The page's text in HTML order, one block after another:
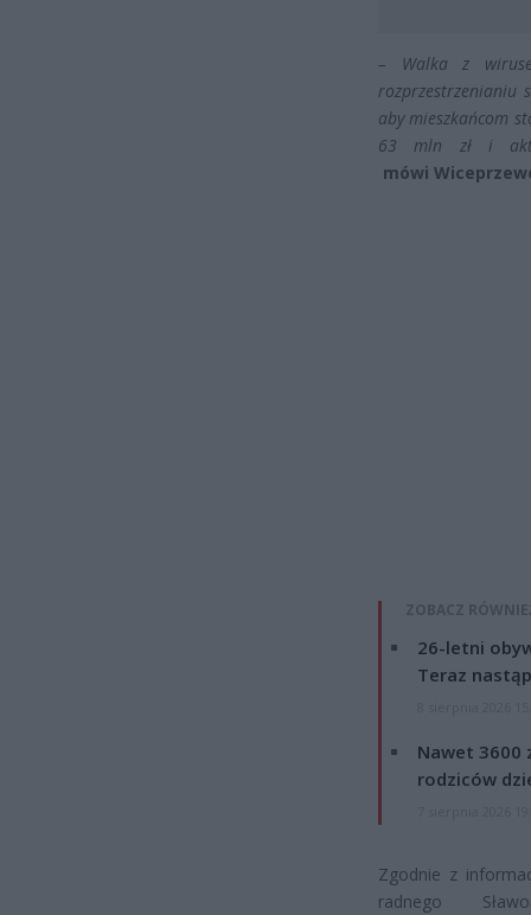
– Walka z
rozprzestrzenianiu
aby mieszkańcom
63 mln zł i
mówi
ZOBACZ
26-letni
Teraz
Nawet 3600
rodziców
Zgodnie z
radnego